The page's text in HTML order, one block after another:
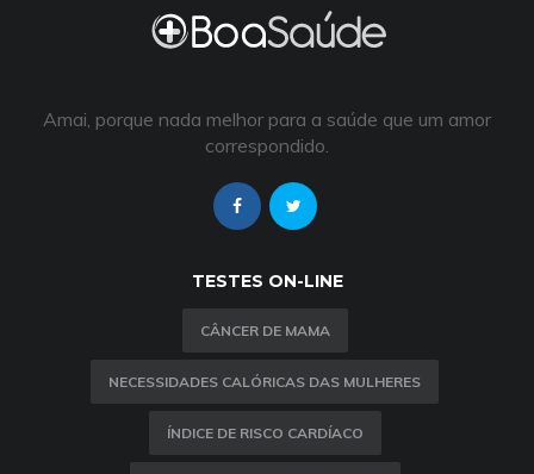
Amai, porque nada melhor para a saúde que um amor
correspondido.
TESTES ON-LINE
CÂNCER DE MAMA
NECESSIDADES CALÓRICAS DAS MULHERES
ÍNDICE DE RISCO CARDÍACO